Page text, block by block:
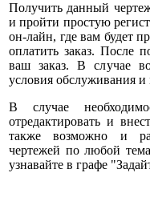
Получить данный
и пройти простую
он-лайн, где вам будет
оплатить заказ. После
ваш заказ. В случае
условия обслуживания
В случае
отредактировать и
также возможно и
чертежей по любой
узнавайте в графе